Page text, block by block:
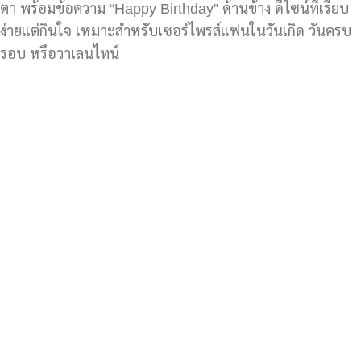
ตา พร้อมข้อความ “Happy Birthday” ด้านข้าง ดีไซน์ที่เรียบ
ง่ายแต่กินใจ เหมาะสำหรับเซอร์ไพรส์แฟนในวันเกิด วันครบ
รอบ หรือวาเลนไทน์